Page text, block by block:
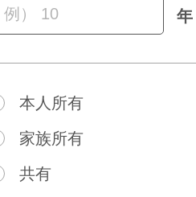
年
本人所有
家族所有
共有